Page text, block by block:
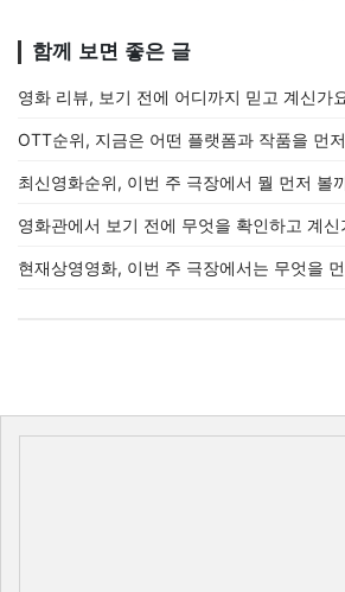
함께 보면 좋은 글
영화 리뷰, 보기 전에 어디까지 믿고 계신가
OTT순위, 지금은 어떤 플랫폼과 작품을 먼
최신영화순위, 이번 주 극장에서 뭘 먼저 볼
영화관에서 보기 전에 무엇을 확인하고 계신
현재상영영화, 이번 주 극장에서는 무엇을